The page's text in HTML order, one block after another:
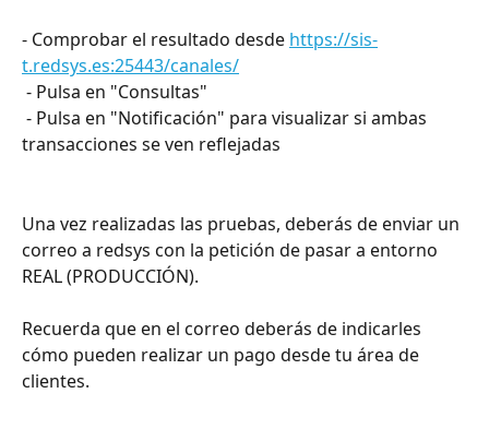
- Comprobar el resultado desde https://sis-
t.redsys.es:25443/canales/
- Pulsa en "Consultas"
transacciones se ven reflejadas
Una vez realizadas las pruebas, deberás de enviar un
correo a redsys con la petición de pasar a entorno
REAL (PRODUCCIÓN).
Recuerda que en el correo deberás de indicarles
cómo pueden realizar un pago desde tu área de
clientes.